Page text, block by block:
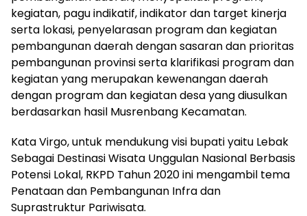
kegiatan, pagu indikatif, indikator dan target kinerja
serta lokasi, penyelarasan program dan kegiatan
pembangunan daerah dengan sasaran dan prioritas
pembangunan provinsi serta klarifikasi program dan
kegiatan yang merupakan kewenangan daerah
dengan program dan kegiatan desa yang diusulkan
berdasarkan hasil Musrenbang Kecamatan.
Kata Virgo, untuk mendukung visi bupati yaitu Lebak
Sebagai Destinasi Wisata Unggulan Nasional Berbasis
Potensi Lokal, RKPD Tahun 2020 ini mengambil tema
Penataan dan Pembangunan Infra dan
Suprastruktur Pariwisata.